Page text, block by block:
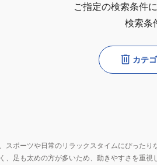
ご指定の検索条件
検索条
カテ
スポーツや日常のリラックスタイムにぴった
、足も太めの方が多いため、動きやすさを重